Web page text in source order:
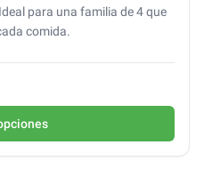
para una familia de 4 que
comida.